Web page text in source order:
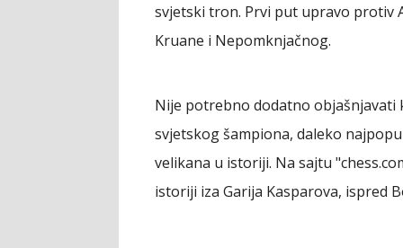
svjetski tron. Prvi put upravo protiv
Kruane i Nepomknjačnog.
Nije potrebno dodatno objašnjavati
svjetskog šampiona, daleko
velikana u istoriji. Na sajtu
istoriji iza Garija Kasparova, ispred